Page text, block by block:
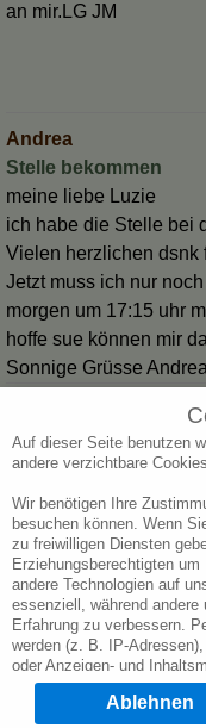
an mir.LG JM
Andrea
Stelle bekommen
meine liebe Luzie
ich habe die Stelle bei
Vielen herzlichen dsnk
Jetzt muss ich nur
morgen um 17:15 uhr
hoffe sue können mir
Sonnige Grüsse
Liebe Luzie
Ich bin mir sicher das
ungefähr Mitte Mai.Ich
bin hier völlig isoliert,
Aber das ist auch der
nicht mehr.Ich hätte
Bodybuilder lebt.LG JM
Auf dieser Seite benutzen
andere verzichtbare
Wir benötigen Ihre
besuchen können. Wenn
zu freiwilligen Diensten
Erziehungsberechtigten
andere Technologien auf
essenziell, während
Erfahrung zu verbessern.
werden (z. B. IP-
oder Anzeigen- und
Verwendung Ihrer Daten
können Ihre Auswahl
Ablehnen